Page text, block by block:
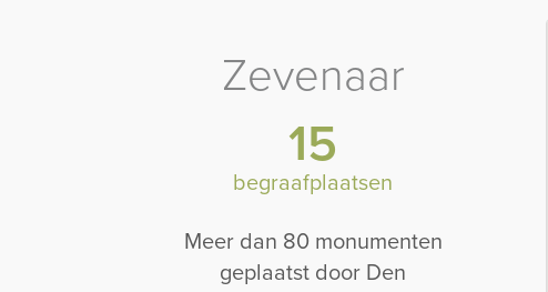
Zevenaar
15
begraafplaatsen
Meer dan 80 monumenten
geplaatst door Den